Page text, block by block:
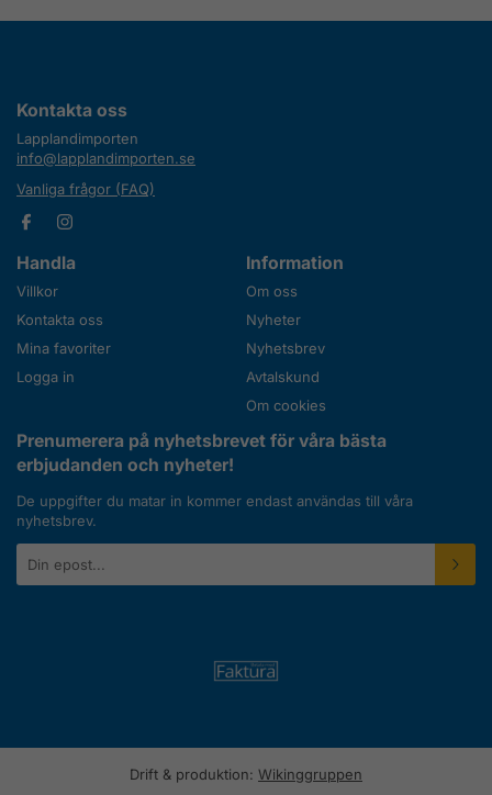
Kontakta oss
Lapplandimporten
info@lapplandimporten.se
Vanliga frågor (FAQ)
Handla
Villkor
Kontakta oss
Mina favoriter
Logga in
Information
Om oss
Nyheter
Nyhetsbrev
Avtalskund
Om cookies
Prenumerera på nyhetsbrevet för våra bästa
erbjudanden och nyheter!
De uppgifter du matar in kommer endast användas till våra
nyhetsbrev.
postadress
Drift & produktion: Wikinggruppen